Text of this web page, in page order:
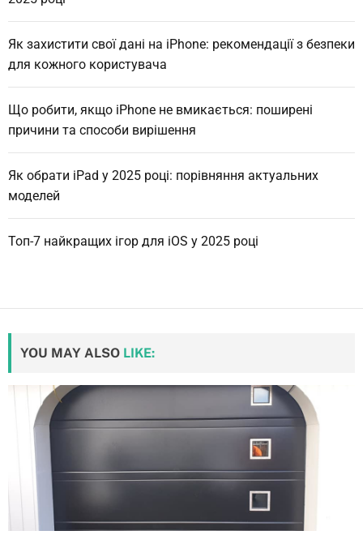
Як захистити свої дані на iPhone: рекомендації з безпеки
для кожного користувача
Що робити, якщо iPhone не вмикається: поширені
причини та способи вирішення
Як обрати iPad у 2025 році: порівняння актуальних
моделей
Топ-7 найкращих ігор для iOS у 2025 році
YOU MAY ALSO LIKE: